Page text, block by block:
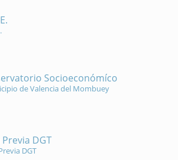
Socioeconómíco
de Valencia del Mombuey
Previa DGT
DGT